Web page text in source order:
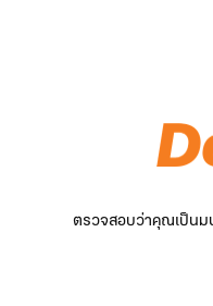
ตรวจสอบว่าคุณเป็นม